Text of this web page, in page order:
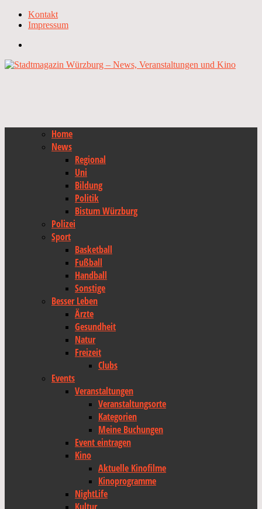
Kontakt
Impressum
Home
News
Regional
Uni
Bildung
Politik
Bistum Würzburg
Polizei
Sport
Basketball
Fußball
Handball
Sonstige
Besser Leben
Ärzte
Gesundheit
Natur
Freizeit
Clubs
Events
Veranstaltungen
Veranstaltungsorte
Kategorien
Meine Buchungen
Event eintragen
Kino
Aktuelle Kinofilme
Kinoprogramme
NightLife